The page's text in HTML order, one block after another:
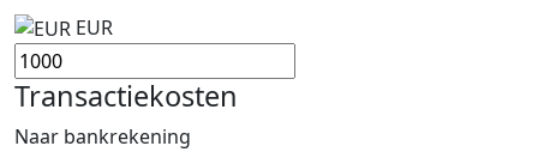
EUR
Transactiekosten
Naar bankrekening